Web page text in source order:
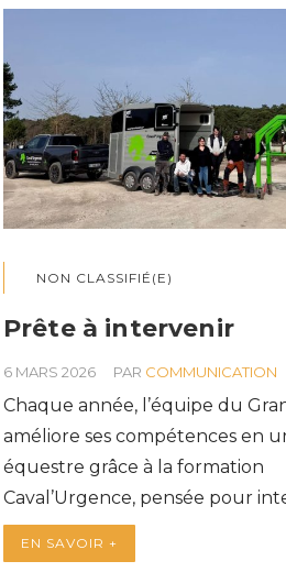
NON CLASSIFIÉ(E)
Prête à intervenir
6 MARS 2026 PAR COMMUNICATION
Chaque année, l’équipe du
améliore ses compétences en
équestre grâce à la formation
Caval’Urgence, pensée pour
EN SAVOIR +